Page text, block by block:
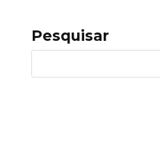
Pesquisar